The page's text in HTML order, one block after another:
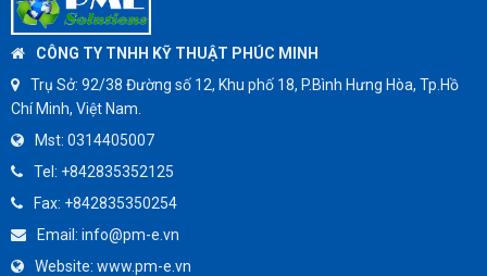
BZE
DYNO
WEFLO
SENSUS
TOMOE
SUNPASS
AMMETE
CÔNG TY TNHH KỸ THUẬT PHÚC MINH
Trụ Sở: 92/38 Đường số 12, Khu phố 18, P.Bình Hưng Hòa, Tp.Hồ
Chí Minh, Việt Nam.
Mst: 0314405007
Tel: +842835352125
Fax: +842835350254
Email: info@pm-e.vn
Website: www.pm-e.vn